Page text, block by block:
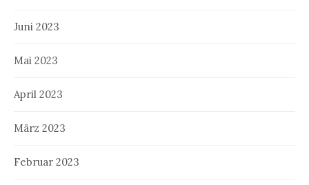
Juni 2023
Mai 2023
April 2023
März 2023
Februar 2023